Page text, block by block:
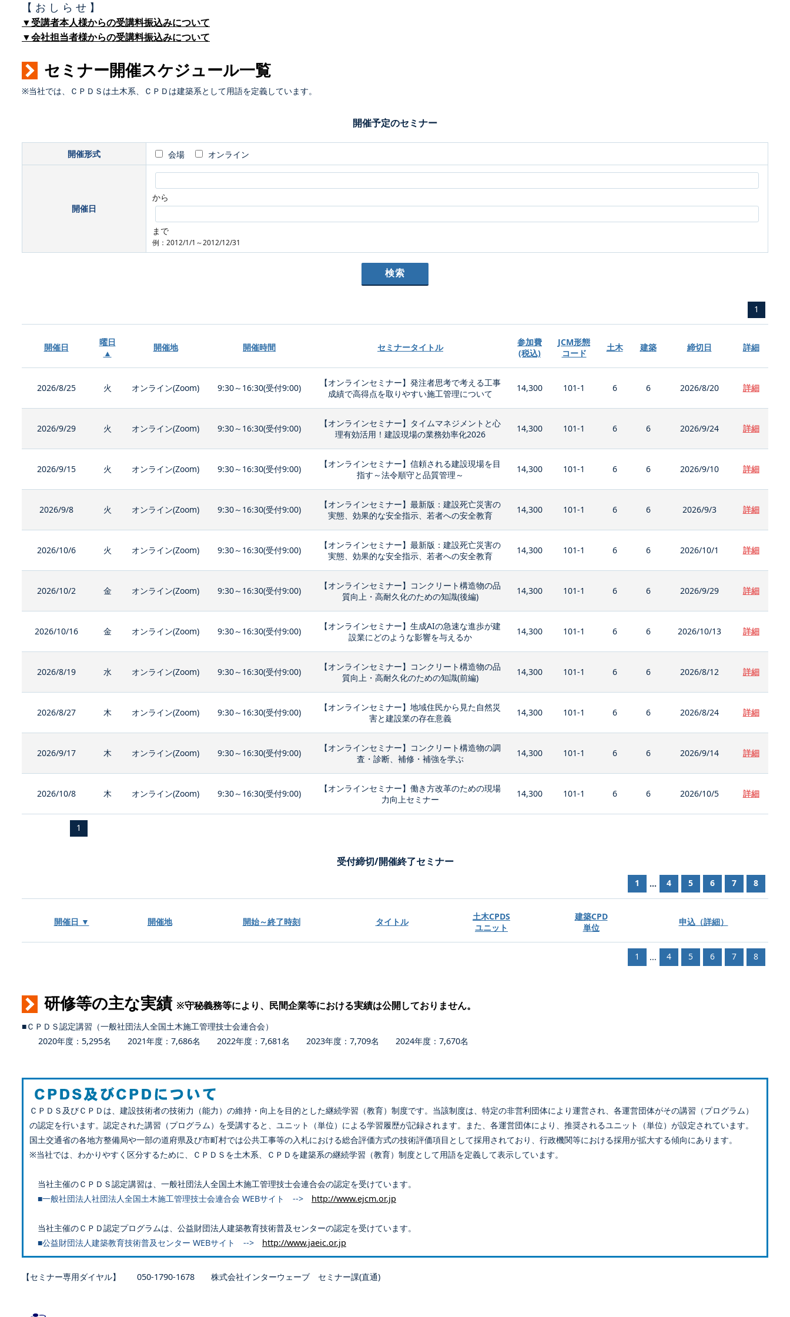
【 お し ら せ 】
▼受講者本人様からの受講料振込みについて
▼会社担当者様からの受講料振込みについて
セミナー開催スケジュール一覧
※当社では、ＣＰＤＳは土木系、ＣＰＤは建築系として用語を定義しています。
開催予定のセミナー
開催形式 会場 オンライン
開催日
から
まで
例：2012/1/1～2012/12/31
1
開催日
曜日
▲
開催地 開催時間 セミナータイトル
参加費
(税込)
JCM形態
コード
土木 建築 締切日 詳細
2026/8/25 火 オンライン(Zoom) 9:30～16:30(受付9:00)
【オンラインセミナー】発注者思考で考える工事
成績で高得点を取りやすい施工管理について
14,300 101-1 6 6 2026/8/20 詳細
2026/9/29 火 オンライン(Zoom) 9:30～16:30(受付9:00)
【オンラインセミナー】タイムマネジメントと心
理有効活用！建設現場の業務効率化2026
14,300 101-1 6 6 2026/9/24 詳細
2026/9/15 火 オンライン(Zoom) 9:30～16:30(受付9:00)
【オンラインセミナー】信頼される建設現場を目
指す～法令順守と品質管理～
14,300 101-1 6 6 2026/9/10 詳細
2026/9/8 火 オンライン(Zoom) 9:30～16:30(受付9:00)
【オンラインセミナー】最新版：建設死亡災害の
実態、効果的な安全指示、若者への安全教育
14,300 101-1 6 6 2026/9/3 詳細
2026/10/6 火 オンライン(Zoom) 9:30～16:30(受付9:00)
【オンラインセミナー】最新版：建設死亡災害の
実態、効果的な安全指示、若者への安全教育
14,300 101-1 6 6 2026/10/1 詳細
2026/10/2 金 オンライン(Zoom) 9:30～16:30(受付9:00)
【オンラインセミナー】コンクリート構造物の品
質向上・高耐久化のための知識(後編)
14,300 101-1 6 6 2026/9/29 詳細
2026/10/16 金 オンライン(Zoom) 9:30～16:30(受付9:00)
【オンラインセミナー】生成AIの急速な進歩が建
設業にどのような影響を与えるか
14,300 101-1 6 6 2026/10/13 詳細
2026/8/19 水 オンライン(Zoom) 9:30～16:30(受付9:00)
【オンラインセミナー】コンクリート構造物の品
質向上・高耐久化のための知識(前編)
14,300 101-1 6 6 2026/8/12 詳細
2026/8/27 木 オンライン(Zoom) 9:30～16:30(受付9:00)
【オンラインセミナー】地域住民から見た自然災
害と建設業の存在意義
14,300 101-1 6 6 2026/8/24 詳細
2026/9/17 木 オンライン(Zoom) 9:30～16:30(受付9:00)
【オンラインセミナー】コンクリート構造物の調
査・診断、補修・補強を学ぶ
14,300 101-1 6 6 2026/9/14 詳細
2026/10/8 木 オンライン(Zoom) 9:30～16:30(受付9:00)
【オンラインセミナー】働き方改革のための現場
力向上セミナー
14,300 101-1 6 6 2026/10/5 詳細
1
受付締切/開催終了セミナー
1 ... 4 5 6 7 8
開催日 ▼ 開催地 開始～終了時刻 タイトル
土木CPDS
ユニット
建築CPD
単位
申込（詳細）
1 ... 4 5 6 7 8
研修等の主な実績 ※守秘義務等により、民間企業等における実績は公開しておりません。
■ＣＰＤＳ認定講習（一般社団法人全国土木施工管理技士会連合会）
2020年度：5,295名 2021年度：7,686名 2022年度：7,681名 2023年度：7,709名 2024年度：7,670名
ＣＰＤＳ及びＣＰＤは、建設技術者の技術力（能力）の維持・向上を目的とした継続学習（教育）制度です。当該制度は、特定の非営利団体により運営され、各運営団体がその講習（プログラム）
の認定を行います。認定された講習（プログラム）を受講すると、ユニット（単位）による学習履歴が記録されます。また、各運営団体により、推奨されるユニット（単位）が設定されています。
国土交通省の各地方整備局や一部の道府県及び市町村では公共工事等の入札における総合評価方式の技術評価項目として採用されており、行政機関等における採用が拡大する傾向にあります。
※当社では、わかりやすく区分するために、ＣＰＤＳを土木系、ＣＰＤを建築系の継続学習（教育）制度として用語を定義して表示しています。
当社主催のＣＰＤＳ認定講習は、一般社団法人全国土木施工管理技士会連合会の認定を受けています。
■一般社団法人社団法人全国土木施工管理技士会連合会 WEBサイト --> http://www.ejcm.or.jp
当社主催のＣＰＤ認定プログラムは、公益財団法人建築教育技術普及センターの認定を受けています。
■公益財団法人建築教育技術普及センター WEBサイト --> http://www.jaeic.or.jp
【セミナー専用ダイヤル】 050-1790-1678 株式会社インターウェーブ セミナー課(直通)